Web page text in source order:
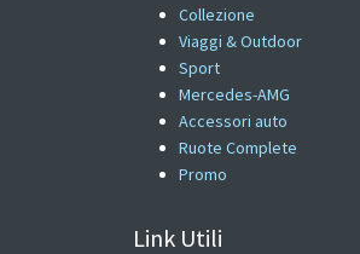
Collezione
Viaggi & Outdoor
Sport
Mercedes-AMG
Accessori auto
Ruote Complete
Promo
Link Utili